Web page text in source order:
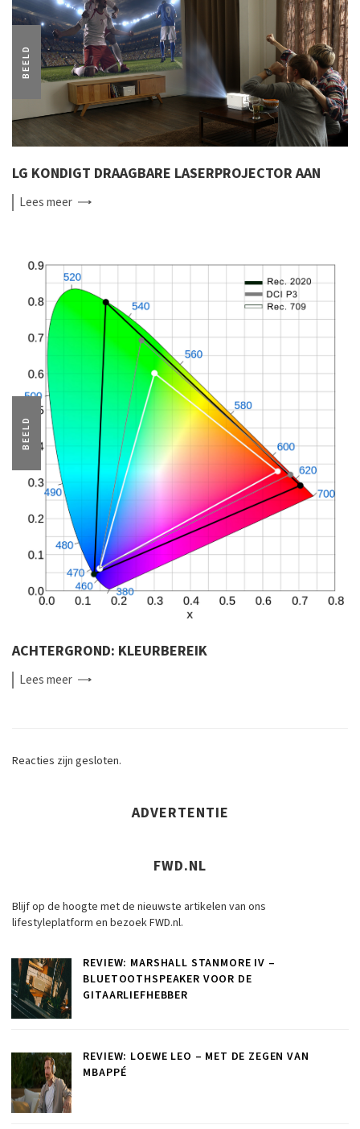
BEELD
LG KONDIGT DRAAGBARE LASERPROJECTOR AAN
Leesmeer
BEELD
ACHTERGROND: KLEURBEREIK
Leesmeer
Reacties zijn gesloten.
ADVERTENTIE
FWD.NL
Blijf op de hoogte met de nieuwste artikelen van ons
lifestyleplatform en bezoek FWD.nl.
REVIEW: MARSHALL STANMORE IV –
BLUETOOTHSPEAKER VOOR DE
GITAARLIEFHEBBER
REVIEW: LOEWE LEO – MET DE ZEGEN VAN
MBAPPÉ